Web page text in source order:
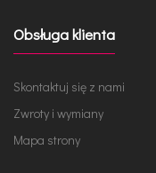
Obsługa klienta
Skontaktuj się z nami
Zwroty i wymiany
Mapa strony